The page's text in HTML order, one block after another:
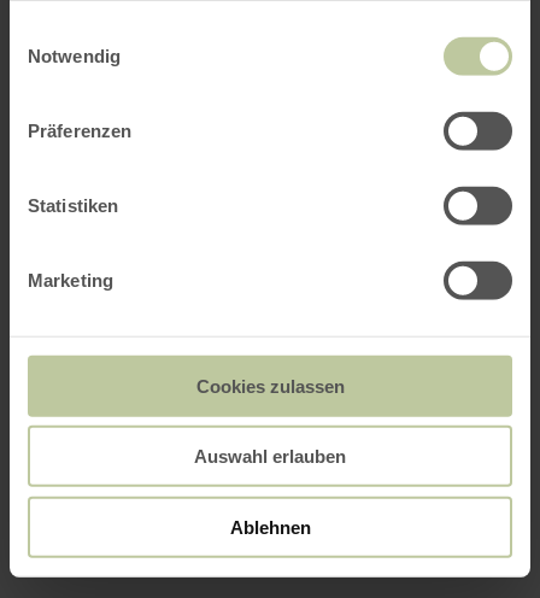
Notwendig
Präferenzen
Statistiken
Marketing
Cookies zulassen
Auswahl erlauben
Ablehnen